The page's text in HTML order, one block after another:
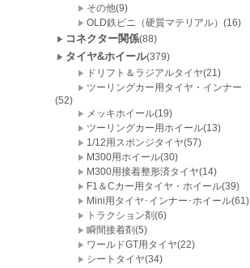
その他(9)
OLD鉄ピニ（硬質マテリアル）(16)
コネクター関係(88)
タイヤ&ホイール(379)
ドリフト＆ラジアルタイヤ(21)
ツーリングカー用タイヤ・インナー
(52)
メッキホイール(19)
ツーリングカー用ホイール(13)
1/12用スポンジタイヤ(57)
M300用ホイール(30)
M300用接着整形済タイヤ(14)
F1＆Cカー用タイヤ・ホイール(39)
Mini用タイヤ･インナー･ホイール(61)
トラクション剤(6)
瞬間接着剤(5)
ワールドGT用タイヤ(22)
シートタイヤ(34)